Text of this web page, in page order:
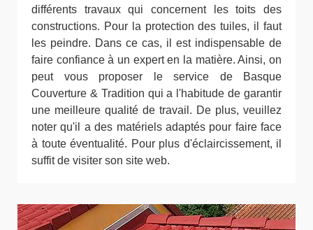
différents travaux qui concernent les toits des
constructions. Pour la protection des tuiles, il faut
les peindre. Dans ce cas, il est indispensable de
faire confiance à un expert en la matière. Ainsi, on
peut vous proposer le service de Basque
Couverture & Tradition qui a l'habitude de garantir
une meilleure qualité de travail. De plus, veuillez
noter qu'il a des matériels adaptés pour faire face
à toute éventualité. Pour plus d'éclaircissement, il
suffit de visiter son site web.